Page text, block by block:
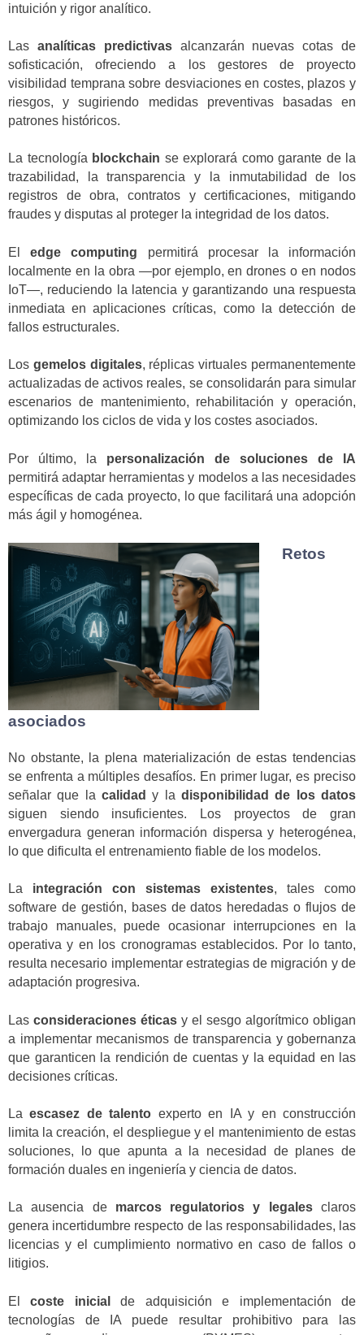
intuición y rigor analítico.
Las analíticas predictivasalcanzarán nuevas cotas de
sofisticación, ofreciendo a los gestores de proyecto
visibilidad temprana sobre desviaciones en costes, plazos y
riesgos, y sugiriendo medidas preventivas basadas en
patrones históricos.
La tecnología blockchain se explorará como garante de la
trazabilidad, la transparencia y la inmutabilidad de los
registros de obra, contratos y certificaciones, mitigando
fraudes y disputas al proteger la integridad de los datos.
Eledge computing permitirá procesar la información
localmente en la obra —por ejemplo, en drones o en nodos
IoT—, reduciendo la latencia y garantizando una respuesta
inmediata en aplicaciones críticas, como la detección de
fallos estructurales.
Los gemelos digitales, réplicas virtuales permanentemente
actualizadas de activos reales, se consolidarán para simular
escenarios de mantenimiento, rehabilitación y operación,
optimizando los ciclos de vida y los costes asociados.
Por último, la personalización de soluciones de IA
permitirá adaptar herramientas y modelos a las necesidades
específicas de cada proyecto, lo que facilitará una adopción
más ágil y homogénea.
Retos
asociados
No obstante, la plena materialización de estas tendencias
se enfrenta a múltiples desafíos. En primer lugar, es preciso
señalar que la calidad y la disponibilidad de los datos
siguen siendo insuficientes. Los proyectos de gran
envergadura generan información dispersa y heterogénea,
lo que dificulta el entrenamiento fiable de los modelos.
La integración con sistemas existentes, tales como
software de gestión, bases de datos heredadas o flujos de
trabajo manuales, puede ocasionar interrupciones en la
operativa y en los cronogramas establecidos. Por lo tanto,
resulta necesario implementar estrategias de migración y de
adaptación progresiva.
Las consideraciones éticas y el sesgo algorítmico obligan
a implementar mecanismos de transparencia y gobernanza
que garanticen la rendición de cuentas y la equidad en las
decisiones críticas.
Laescasez de talento experto en IA y en construcción
limita la creación, el despliegue y el mantenimiento de estas
soluciones, lo que apunta a la necesidad de planes de
formación duales en ingeniería y ciencia de datos.
La ausencia de marcos regulatorios y legalesclaros
genera incertidumbre respecto de las responsabilidades, las
licencias y el cumplimiento normativo en caso de fallos o
litigios.
Elcoste inicial
de adquisición e implementación de
tecnologías de IA puede resultar prohibitivo para las